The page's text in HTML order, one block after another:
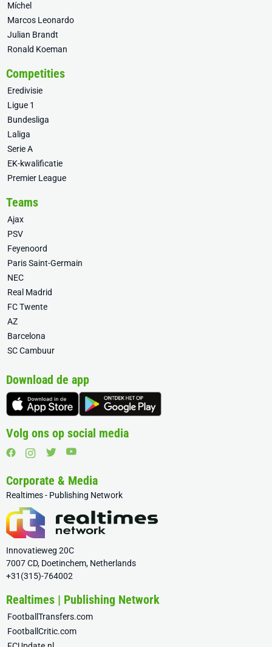
Míchel
Marcos Leonardo
Julian Brandt
Ronald Koeman
Competities
Eredivisie
Ligue 1
Bundesliga
Laliga
Serie A
EK-kwalificatie
Premier League
Teams
Ajax
PSV
Feyenoord
Paris Saint-Germain
NEC
Real Madrid
FC Twente
AZ
Barcelona
SC Cambuur
Download de app
Volg ons op social media
Corporate & Media
Realtimes - Publishing Network
Innovatieweg 20C
7007 CD, Doetinchem, Netherlands
+31(315)-764002
Realtimes | Publishing Network
FootballTransfers.com
FootballCritic.com